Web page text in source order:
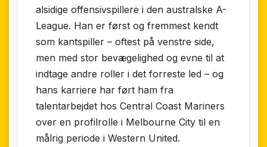
alsidige offensivspillere i den australske A-
League. Han er først og fremmest kendt
som kantspiller – oftest på venstre side,
men med stor bevægelighed og evne til at
indtage andre roller i det forreste led – og
hans karriere har ført ham fra
talentarbejdet hos Central Coast Mariners
over en profilrolle i Melbourne City til en
målrig periode i Western United.